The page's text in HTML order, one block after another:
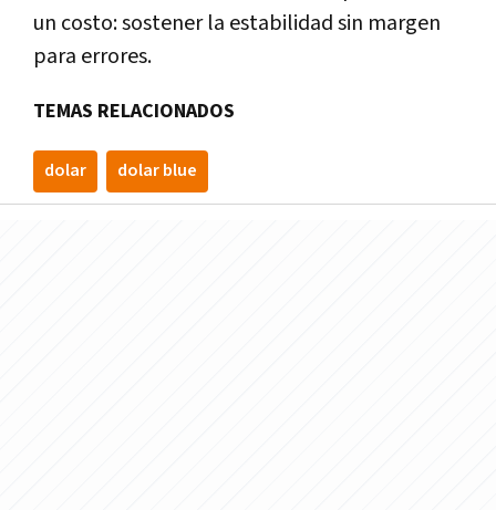
un costo: sostener la estabilidad sin margen
para errores.
TEMAS RELACIONADOS
dolar dolar blue